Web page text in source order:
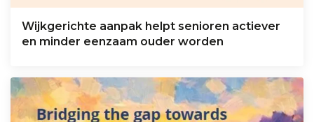
Wijkgerichte aanpak helpt senioren actiever
en minder eenzaam ouder worden